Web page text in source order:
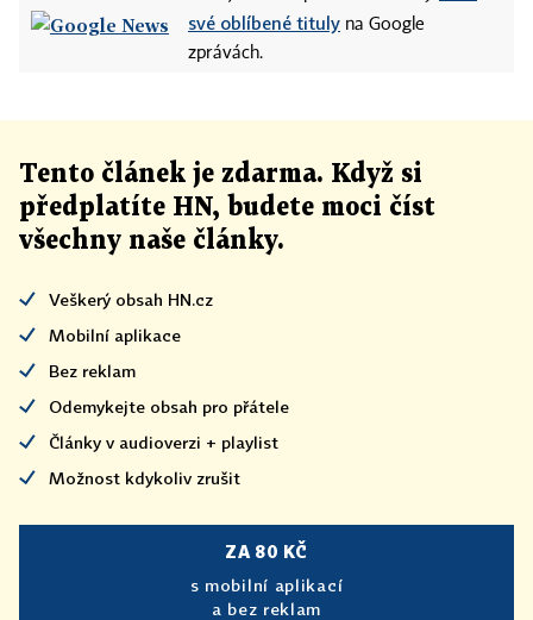
své oblíbené tituly na Google
zprávách.
Tento článek je zdarma. Když si
předplatíte HN, budete moci číst
všechny naše články.
Veškerý obsah HN.cz
Mobilní aplikace
Bez reklam
Odemykejte obsah pro přátele
Články v audioverzi + playlist
Možnost kdykoliv zrušit
ZA 80 KČ
s mobilní aplikací
a bez reklam